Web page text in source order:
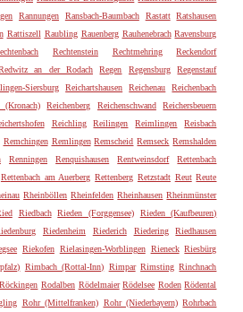
Rannungen Ransbach-Baumbach Rastatt
Ratshausen
Rattiszell Raubling Rauenberg Rauhenebrach Ravensburg
Rechtenstein Rechtmehring
Reckendorf
an der Rodach Regen Regensburg
Regenstauf
Siersburg Reichartshausen Reichenau
Reichenbach
(Kronach) Reichenberg Reichenschwand
Reichersbeuern
Reichling Reilingen Reimlingen
Reisbach
Remchingen Remlingen Remscheid Remseck Remshalden
Renningen Renquishausen Rentweinsdorf
Rettenbach
Rettenbach am Auerberg Rettenberg Retzstadt Reut Reute
Rheinböllen Rheinfelden Rheinhausen Rheinmünster
Riedbach Rieden (Forggensee)
Rieden (Kaufbeuren)
Riedenheim Riederich Riedering
Riedhausen
Riekofen Rielasingen-Worblingen Rieneck Riesbürg
Rimbach (Rottal-Inn) Rimpar Rimsting Rinchnach
Röckingen Rodalben Rödelmaier Rödelsee Roden Rödental
Rohr (Mittelfranken) Rohr (Niederbayern) Rohrbach